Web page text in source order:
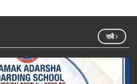
सबै